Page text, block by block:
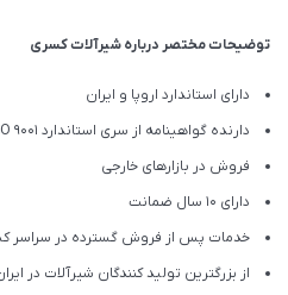
توضیحات مختصر درباره شیرآلات کسری
دارای استاندارد اروپا و ایران
دارنده گواهینامه از سری استاندارد ISO 9001
فروش در بازارهای خارجی
دارای 10 سال ضمانت
خدمات پس از فروش گسترده در سراسر
از بزرگترین تولید کنندگان شیرآلات در